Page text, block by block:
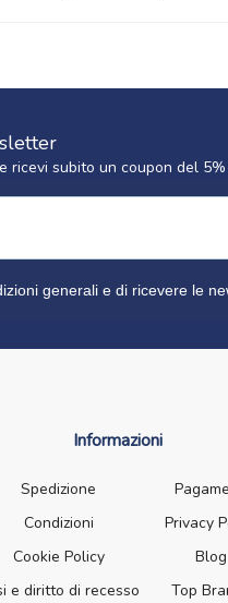
ricevi subito un coupon del
generali e di ricevere le
Informazioni
Spedizione
Condizioni
Privacy
Cookie Policy
Blog
e diritto di recesso
Top